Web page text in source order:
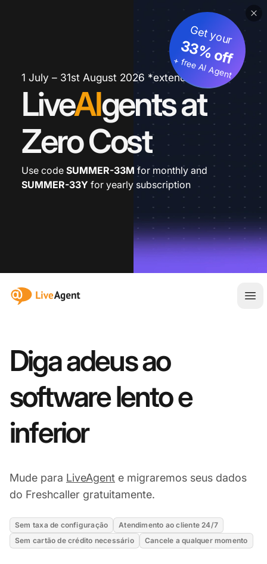
1 July – 31st August 2026 *extended
LiveAIgents at
Zero Cost
Get your
33% off
+ free AI Agent
Use code SUMMER-33M for monthly and
SUMMER-33Y for yearly subscription
:site.title
Diga adeus ao
software lento e
inferior
Mude para LiveAgent e migraremos seus dados
do Freshcaller gratuitamente.
Sem taxa de configuração
Atendimento ao cliente 24/7
Sem cartão de crédito necessário
Cancele a qualquer momento